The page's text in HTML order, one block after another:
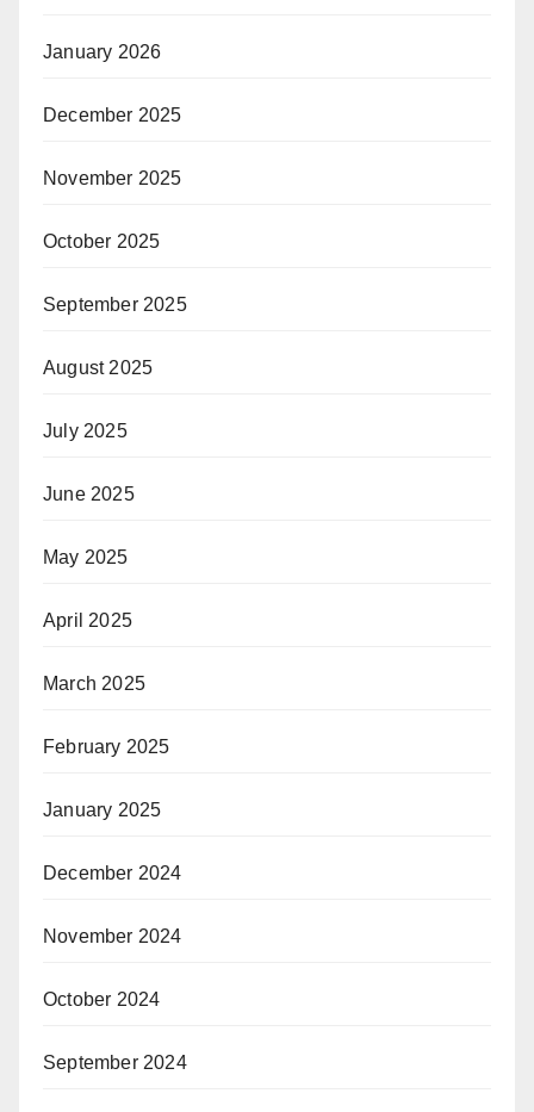
January 2026
December 2025
November 2025
October 2025
September 2025
August 2025
July 2025
June 2025
May 2025
April 2025
March 2025
February 2025
January 2025
December 2024
November 2024
October 2024
September 2024